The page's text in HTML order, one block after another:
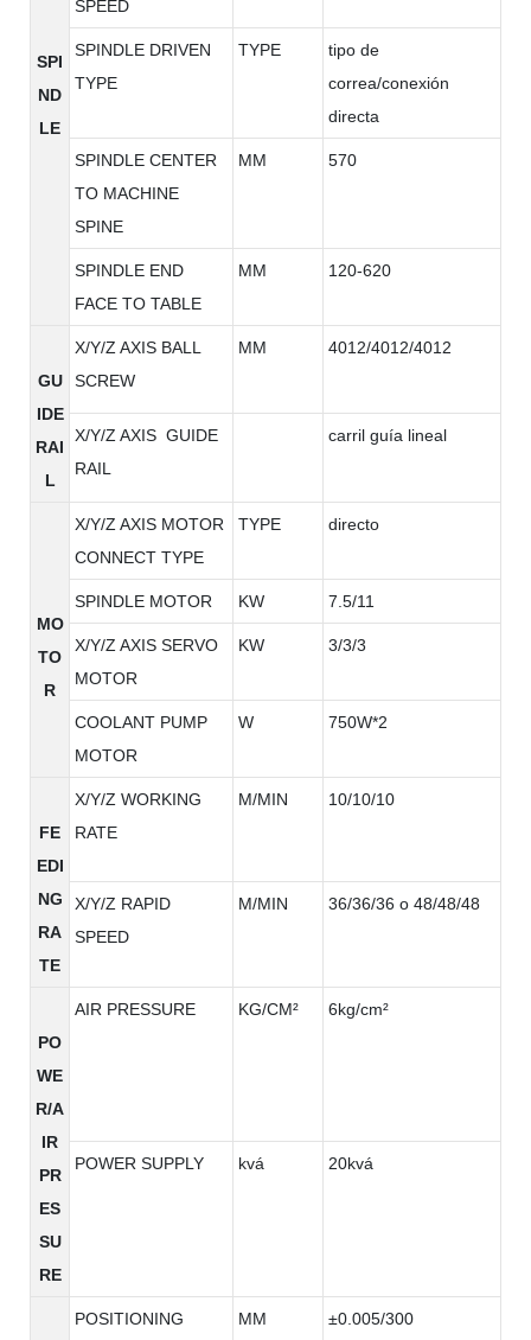
SPI
ND
LE
SPEED
SPINDLE DRIVEN
TYPE
TYPE
tipo de
correa/conexión
directa
SPINDLE CENTER
TO MACHINE
SPINE
MM 570
SPINDLE END
FACE TO TABLE
MM 120-620
GU
IDE
RAI
L
X/Y/Z AXIS BALL
SCREW
MM 4012/4012/4012
X/Y/Z AXIS GUIDE
RAIL
carril guía lineal
MO
TO
R
X/Y/Z AXIS MOTOR
CONNECT TYPE
TYPE directo
SPINDLE MOTOR KW 7.5/11
X/Y/Z AXIS SERVO
MOTOR
KW 3/3/3
COOLANT PUMP
MOTOR
W 750W*2
FE
EDI
NG
RA
TE
X/Y/Z WORKING
RATE
M/MIN 10/10/10
X/Y/Z RAPID
SPEED
M/MIN 36/36/36 o 48/48/48
PO
WE
R/A
IR
PR
ES
SU
RE
AIR PRESSURE KG/CM² 6kg/cm²
POWER SUPPLY kvá 20kvá
POSITIONING
MM ±0.005/300